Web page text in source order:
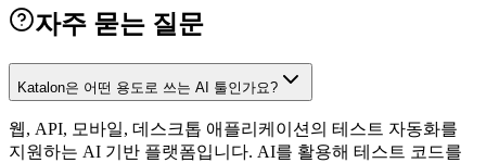
자주 묻는 질문
Katalon은 어떤 용도로 쓰는 AI 툴인가요?
웹, API, 모바일, 데스크톱 애플리케이션의 테스트 자동화를
지원하는 AI 기반 플랫폼입니다. AI를 활용해 테스트 코드를